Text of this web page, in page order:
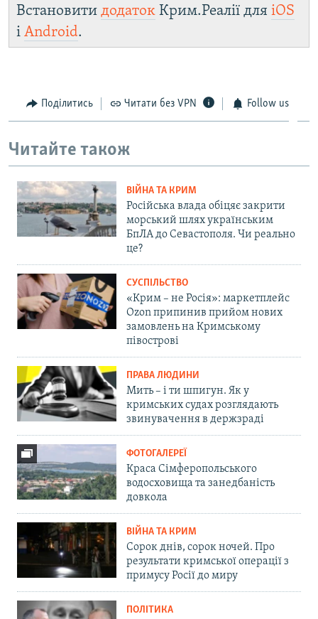
Встановити додаток Крим.Реалії для iOS
і Android.
Поділитись Читати без VPN Follow us
Читайте також
ВІЙНА ТА КРИМ
Російська влада обіцяє закрити
морський шлях українським
БпЛА до Севастополя. Чи реально
це?
СУСПІЛЬСТВО
«Крим – не Росія»: маркетплейс
Ozon припинив прийом нових
замовлень на Кримському
півострові
ПРАВА ЛЮДИНИ
Мить – і ти шпигун. Як у
кримських судах розглядають
звинувачення в держзраді
ФОТОГАЛЕРЕЇ
Краса Сімферопольського
водосховища та занедбаність
довкола
ВІЙНА ТА КРИМ
Сорок днів, сорок ночей. Про
результати кримської операції з
примусу Росії до миру
ПОЛІТИКА